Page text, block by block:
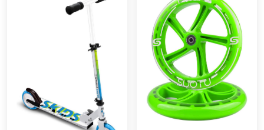
cm (L x B) Stuur breedte: 34 cm Stuur in hoogte
verstelbaar: ja, 64 - 68 cm Afmetingen verpakking: 48 x
12 x 22 cm (L x B x H) (EAN: 3496273400505)